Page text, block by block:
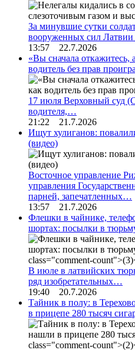
За минувшие сутки
вооруженных сил
13:57 22.7.2026
«Вы сначала откажитесь,
водитель без прав
17 июля Верховный суд
водителя,…
21:22 21.7.2026
Ищут хулиганов:
(видео)
Восточное управление
управления
парней, запечатленных…
13:57 21.7.2026
Флешки в чайнике,
шортах: посылки в
В июле в латвийских
ряд изобретательных…
19:40 20.7.2026
Тайник в полу: в
в прицепе 280 тысяч